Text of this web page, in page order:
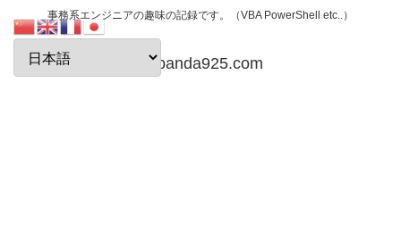
事務系エンジニアの趣味の記録です。（VBA PowerShell etc..）
papanda925.com